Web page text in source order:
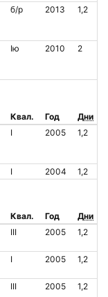
б/р 2013 1,2
Iю 2010 2
Квал. Год
Дни
I 2005 1,2
I 2004 1,2
Квал. Год
Дни
III 2005 1,2
I 2005 1,2
III 2005 1,2